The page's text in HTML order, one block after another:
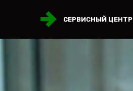
СЕРВИСНЫЙ ЦЕНТР